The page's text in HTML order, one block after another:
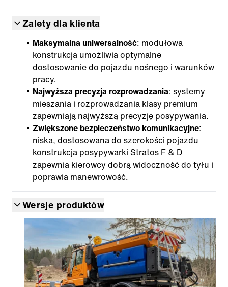
Zalety dla klienta
Maksymalna uniwersalność: modułowa
konstrukcja umożliwia optymalne
dostosowanie do pojazdu nośnego i warunków
pracy.
Najwyższa precyzja rozprowadzania: systemy
mieszania i rozprowadzania klasy premium
zapewniają najwyższą precyzję posypywania.
Zwiększone bezpieczeństwo komunikacyjne:
niska, dostosowana do szerokości pojazdu
konstrukcja posypywarki Stratos F & D
zapewnia kierowcy dobrą widoczność do tyłu i
poprawia manewrowość.
Wersje produktów